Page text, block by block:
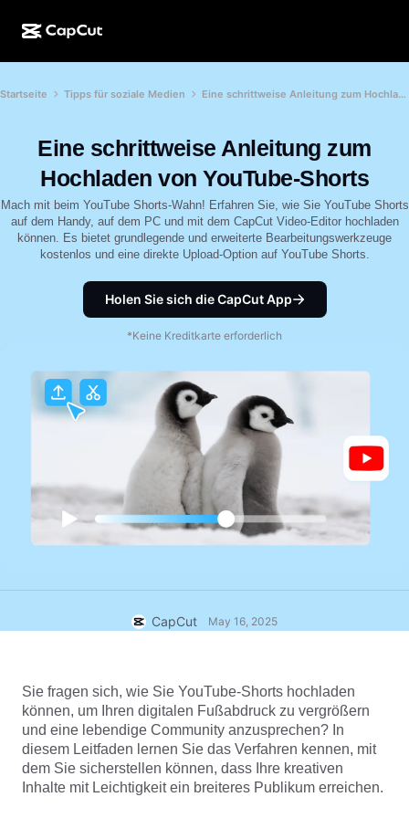
CapCut Desktop
CapCut Online
CapCut Pad
CapCut für Mobilgeräte
Dreamina AI
Pippit AI
KI-Erstellung
Video-Studio
KI-Videogenerator
KI-Bildgenerator
KI-Bildverbesserung
Dreamina Seedance 2.5
Gemini Omni
Automatische Untertitel
Untertitelvorlagen
Sprachausgabe
Stimme optimieren
Rauschen reduzieren
Bild
Funktionen
Videoeditor und -generator
Bildeditor und -generator
Stimmgenerator und -editor
Soziale Netzwerke
Lifestyle und Vlogs
Benutzerdefiniertes Design
Mehr
Markttrends
Top-Auswahl
Vorlagen für Trends und Tipps
Vorlagen für Social Media
Feiertagsvorlagen
Mehr
Kalendervorlagen
Geburtstags-/Jubiläumsvorlagen
Effektvorlagen
Business-Vorlagen
Branchenvorlagen
Rückblick-Vorlagen
Info
Initiativen
Partner*innen
Programm für kreative Partner*innen
CapCut Kreativ-Campus
Hilfe
Vertrauenszentrum
Hilfezentrum
Newsroom
Dreamina Seedance 2.0 Launch
CapCut öffnen
Startseite Tipps für soziale Medien Eine schrittweise Anleitung zum Hochladen von YouTube-Shorts
Eine schrittweise Anleitung zum
Hochladen von YouTube-Shorts
Mach mit beim YouTube Shorts-Wahn! Erfahren Sie, wie Sie YouTube Shorts
auf dem Handy, auf dem PC und mit dem CapCut Video-Editor hochladen
können. Es bietet grundlegende und erweiterte Bearbeitungswerkzeuge
kostenlos und eine direkte Upload-Option auf YouTube Shorts.
Holen Sie sich die CapCut App
*Keine Kreditkarte erforderlich
CapCut May 16, 2025
Sie fragen sich, wie Sie YouTube-Shorts hochladen
können, um Ihren digitalen Fußabdruck zu vergrößern
und eine lebendige Community anzusprechen? In
diesem Leitfaden lernen Sie das Verfahren kennen, mit
dem Sie sicherstellen können, dass Ihre kreativen
Inhalte mit Leichtigkeit ein breiteres Publikum erreichen.